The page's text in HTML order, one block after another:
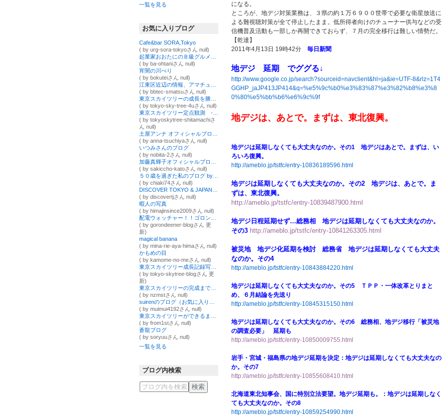
一覧を見る
お気に入りブログ
Cafe&bar SORA,Tokyo
( by urg-sora-tokyoさん null)
( by ba-ohtaniさん null)
宵闇の川べり
( by bokuteiさん null)
( by bbtec-smatsuさん null)
( by tokyo-sky-tree-4uさん null)
( by tokyoskytree-shitamachiさ
ん null)
( by anna-tsuchiyaさん null)
いつみさんのブログ
( by nobita-2さん null)
( by sakiccho-katoさん null)
( by chiaki74さん null)
( by discovertjさん null)
暇人の写真
( by himajinsince2009さん null)
( by gorondeener-blogさん 更
新)
magical banana
( by mina-rie-aya-himaさん null)
かもめの目
( by kamome-no-meさん null)
( by tokyo-skytree-blogさん 更
新)
( by nzmstさん null)
( by muimui4192さん null)
( by from1stさん null)
蒼龍ブログ
( by soryuuさん null)
一覧を見る
ブログ内検索
になる。
ところが、地デジ対策業務は、３県の約１万６９００世帯で必要な衛星放送に
よる難視聴対策が全て停止したまま。低所得者向けのチューナー供与などの受
信機普及活動も一部しか再開できておらず、７月の完全移行は難しい情勢だ。
【乾達】
2011年4月13日 19時42分 毎日新聞
地デジ 延期 でググる↓
http://www.google.co.jp/search?sourceid=navclient&hl=ja&ie=UTF-8&rlz=1T4
GGHP_jaJP413JP414&q=%e5%9c%b0%e3%83%87%e3%82%b8%e3%8
0%80%e5%bb%b6%e6%9c%9f
地デジは、あとで。まずは、東北復興。
地デジは延期しなくても大丈夫なのか。その1 地デジはあとで。まずは、い
ろいろ復興。
http://ameblo.jp/tstfc/entry-10836189596.html
地デジは延期しなくても大丈夫なのか。その2 地デジは、あとで。ま
ずは、東北復興。
http://ameblo.jp/tstfc/entry-10839487900.html
地デジ日程延期せず…総務相 地デジは延期しなくても大丈夫なのか。
その3 http://ameblo.jp/tstfc/entry-10841263305.html
被災地 地デジ化延期を検討 総務省 地デジは延期しなくても大丈夫
なのか。その4
http://ameblo.jp/tstfc/entry-10843884220.html
地デジは延期しなくても大丈夫なのか。その5 ＴＰＰ・一体改革とりまと
め、６月結論を先送り
http://ameblo.jp/tstfc/entry-10845315150.html
地デジは延期しなくても大丈夫なのか。その6 総務相、地デジ移行「被災地
の調査必要」 延期も
http://ameblo.jp/tstfc/entry-10850009755.html
岩手・宮城・福島県の地デジ延期を決定：地デジは延期しなくても大丈夫なの
か。その7
http://ameblo.jp/tstfc/entry-10855608410.html
北海道東北知事会、国に特別立法要望。地デジ延期も。：地デジは延期しなく
ても大丈夫なのか。その8
http://ameblo.jp/tstfc/entry-10859254990.html